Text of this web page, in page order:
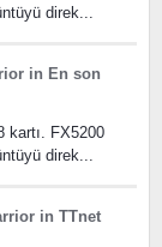
direk...
in En son
kartı. FX5200
direk...
in TTnet